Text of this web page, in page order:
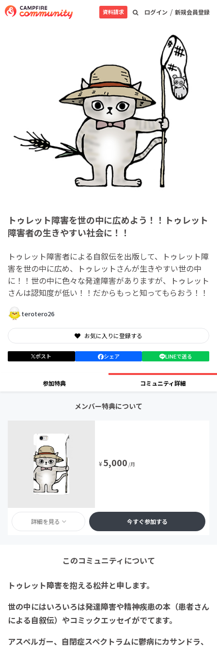
ログイン / 新規会員登録
資料請求
トゥレット障害を世の中に広めよう！！トゥレット
障害者の生きやすい社会に！！
トゥレット障害者による自叙伝を出版して、トゥレット障
害を世の中に広め、トゥレットさんが生きやすい世の中
に！！世の中に色々な発達障害がありますが、トゥレット
さんは認知度が低い！！だからもっと知ってもらおう！！
terotero26
お気に入りに登録する
ポスト シェア LINEで送る
参加特典 コミュニティ詳細
メンバー特典について
¥5,000 /月
詳細を見る 今すぐ参加する
このコミュニティについて
トゥレット障害を抱える松井と申します。
世の中にはいろいろは発達障害や精神疾患の本（患者さん
による自叙伝）やコミックエッセイがでてます。
アスペルガー、自閉症スペクトラムに鬱病にカサンドラ、